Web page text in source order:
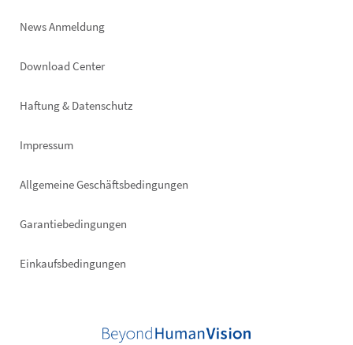
News Anmeldung
Footer
Download Center
Haftung & Datenschutz
Impressum
Allgemeine Geschäftsbedingungen
Garantiebedingungen
Einkaufsbedingungen